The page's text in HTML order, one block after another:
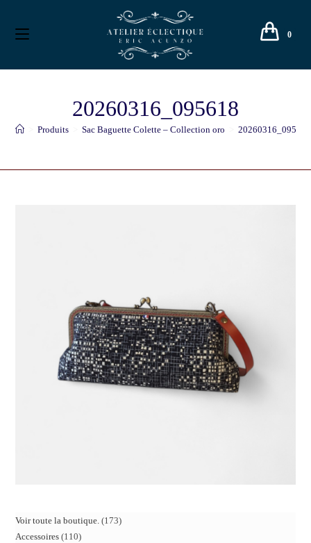
0
20260316_095618
Produits Sac Baguette Colette – Collection oro 20260316_095618
Voir toute la boutique. 173
Accessoires 110